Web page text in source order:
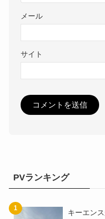
メール
サイト
PVランキング
キーエン